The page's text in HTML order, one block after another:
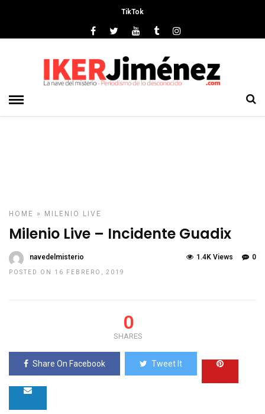
of type array|string is deprecated in
content/plugins/wordfence/vendor/wordfence/wf-
waf/src/lib/rules.phpon line1896
TikTok
HOME » MILENIO LIVE
Milenio Live – Incidente Guadix
navedelmisterio
POSTED ON 16 FEBRERO, 2019
0
1.4K Views
0
SHARES
Share On Facebook Tweet It